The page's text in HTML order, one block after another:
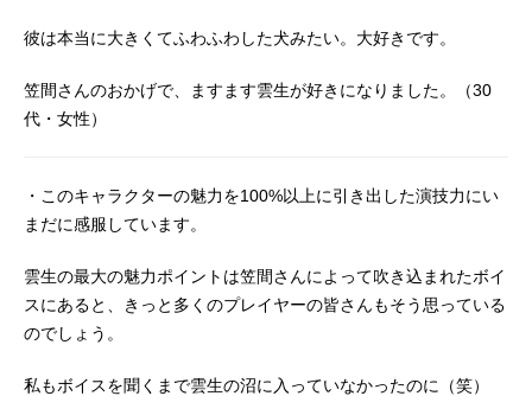
彼は本当に大きくてふわふわした犬みたい。大好きです。
笠間さんのおかげで、ますます雲生が好きになりました。（30
代・女性）
・このキャラクターの魅力を100%以上に引き出した演技力にい
まだに感服しています。
雲生の最大の魅力ポイントは笠間さんによって吹き込まれたボイ
スにあると、きっと多くのプレイヤーの皆さんもそう思っている
のでしょう。
私もボイスを聞くまで雲生の沼に入っていなかったのに（笑）